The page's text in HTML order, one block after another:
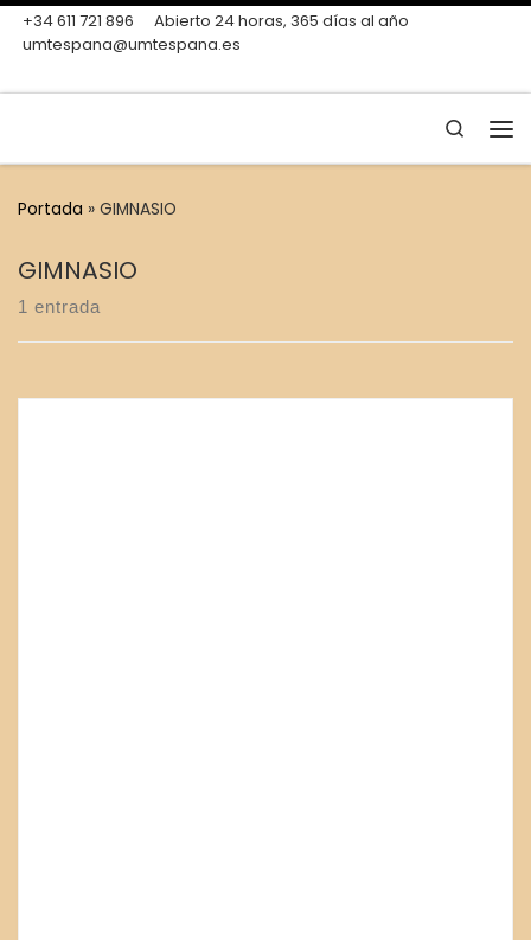
Skip to content
+34 611 721 896
Abierto 24 horas, 365 días al año
umtespana@umtespana.es
Search
Portada » GIMNASIO
GIMNASIO
1 entrada